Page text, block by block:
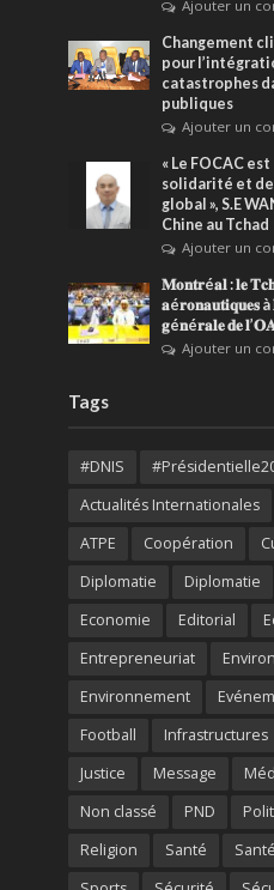
Ajouter un
Changement
pour
catastrophes
publiques
Ajouter un
« Le FOCAC
solidarité et de
global », S.E
Chine au Tchad
Ajouter un
𝐌𝐨𝐧𝐭𝐫é𝐚𝐥 : 𝐥𝐞
𝐚é𝐫𝐨𝐧𝐚𝐮𝐭𝐢𝐪𝐮𝐞𝐬
𝐠é𝐧é𝐫𝐚𝐥𝐞 𝐝𝐞
Ajouter un
Tags
#DNIS
Actualités Internationales
ATPE
Coopération
Diplomatie
Diplomatie
Economie
Editorial
Entrepreneuriat
Environnement
Football
Infrastructures
Justice
Message
Non classé
PND
Religion
Santé Santé